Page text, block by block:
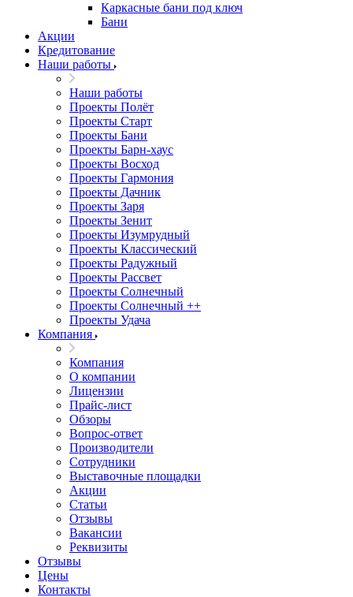
Каркасные бани под ключ
Бани
Акции
Кредитование
Наши работы
Наши работы
Проекты Полёт
Проекты Старт
Проекты Бани
Проекты Барн-хаус
Проекты Восход
Проекты Гармония
Проекты Дачник
Проекты Заря
Проекты Зенит
Проекты Изумрудный
Проекты Классический
Проекты Радужный
Проекты Рассвет
Проекты Солнечный
Проекты Солнечный ++
Проекты Удача
Компания
Компания
О компании
Лицензии
Прайс-лист
Обзоры
Вопрос-ответ
Производители
Сотрудники
Выставочные площадки
Акции
Статьи
Отзывы
Вакансии
Реквизиты
Отзывы
Цены
Контакты